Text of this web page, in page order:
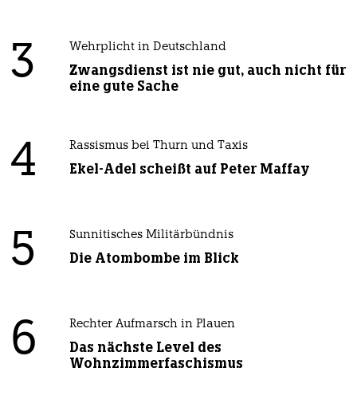
3 Wehrplicht in Deutschland
Zwangsdienst ist nie gut, auch nicht für
eine gute Sache
4 Rassismus bei Thurn und Taxis
Ekel-Adel scheißt auf Peter Maffay
5 Sunnitisches Militärbündnis
Die Atombombe im Blick
6 Rechter Aufmarsch in Plauen
Das nächste Level des
Wohnzimmerfaschismus